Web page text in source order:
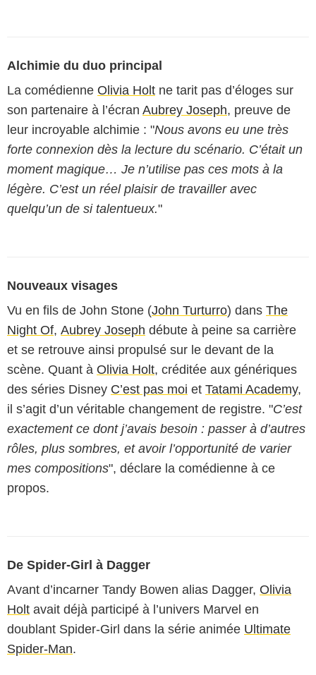
Alchimie du duo principal
La comédienne Olivia Holt ne tarit pas d’éloges sur
son partenaire à l’écran Aubrey Joseph, preuve de
leur incroyable alchimie : "Nous avons eu une très
forte connexion dès la lecture du scénario. C’était un
moment magique… Je n’utilise pas ces mots à la
légère. C’est un réel plaisir de travailler avec
quelqu’un de si talentueux."
Nouveaux visages
Vu en fils de John Stone (John Turturro) dans The
Night Of, Aubrey Joseph débute à peine sa carrière
et se retrouve ainsi propulsé sur le devant de la
scène. Quant à Olivia Holt, créditée aux génériques
des séries Disney C’est pas moi et Tatami Academy,
il s’agit d’un véritable changement de registre. "C’est
exactement ce dont j’avais besoin : passer à d’autres
rôles, plus sombres, et avoir l’opportunité de varier
mes compositions", déclare la comédienne à ce
propos.
De Spider-Girl à Dagger
Avant d’incarner Tandy Bowen alias Dagger, Olivia
Holt avait déjà participé à l’univers Marvel en
doublant Spider-Girl dans la série animée Ultimate
Spider-Man.